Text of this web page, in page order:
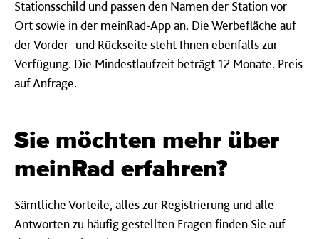
Stationsschild und passen den Namen der Station vor
Ort sowie in der meinRad-App an. Die Werbefläche auf
der Vorder- und Rückseite steht Ihnen ebenfalls zur
Verfügung. Die Mindestlaufzeit beträgt 12 Monate. Preis
auf Anfrage.
Sie möchten mehr über
meinRad erfahren?
Sämtliche Vorteile, alles zur Registrierung und alle
Antworten zu häufig gestellten Fragen finden Sie auf